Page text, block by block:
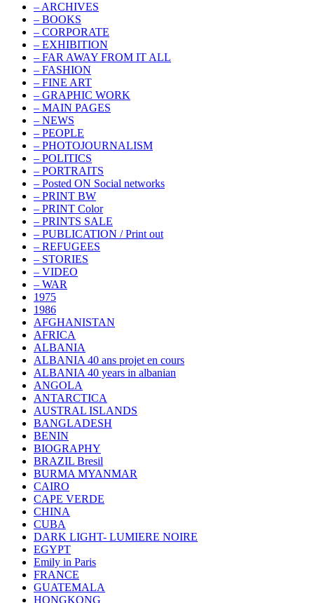
– ARCHIVES
– BOOKS
– CORPORATE
– EXHIBITION
– FAR AWAY FROM IT ALL
– FASHION
– FINE ART
– GRAPHIC WORK
– MAIN PAGES
– NEWS
– PEOPLE
– PHOTOJOURNALISM
– POLITICS
– PORTRAITS
– Posted ON Social networks
– PRINT BW
– PRINT Color
– PRINTS SALE
– PUBLICATION / Print out
– REFUGEES
– STORIES
– VIDEO
– WAR
1975
1986
AFGHANISTAN
AFRICA
ALBANIA
ALBANIA 40 ans projet en cours
ALBANIA 40 years in albanian
ANGOLA
ANTARCTICA
AUSTRAL ISLANDS
BANGLADESH
BENIN
BIOGRAPHY
BRAZIL Bresil
BURMA MYANMAR
CAIRO
CAPE VERDE
CHINA
CUBA
DARK LIGHT- LUMIERE NOIRE
EGYPT
Emily in Paris
FRANCE
GUATEMALA
HONGKONG